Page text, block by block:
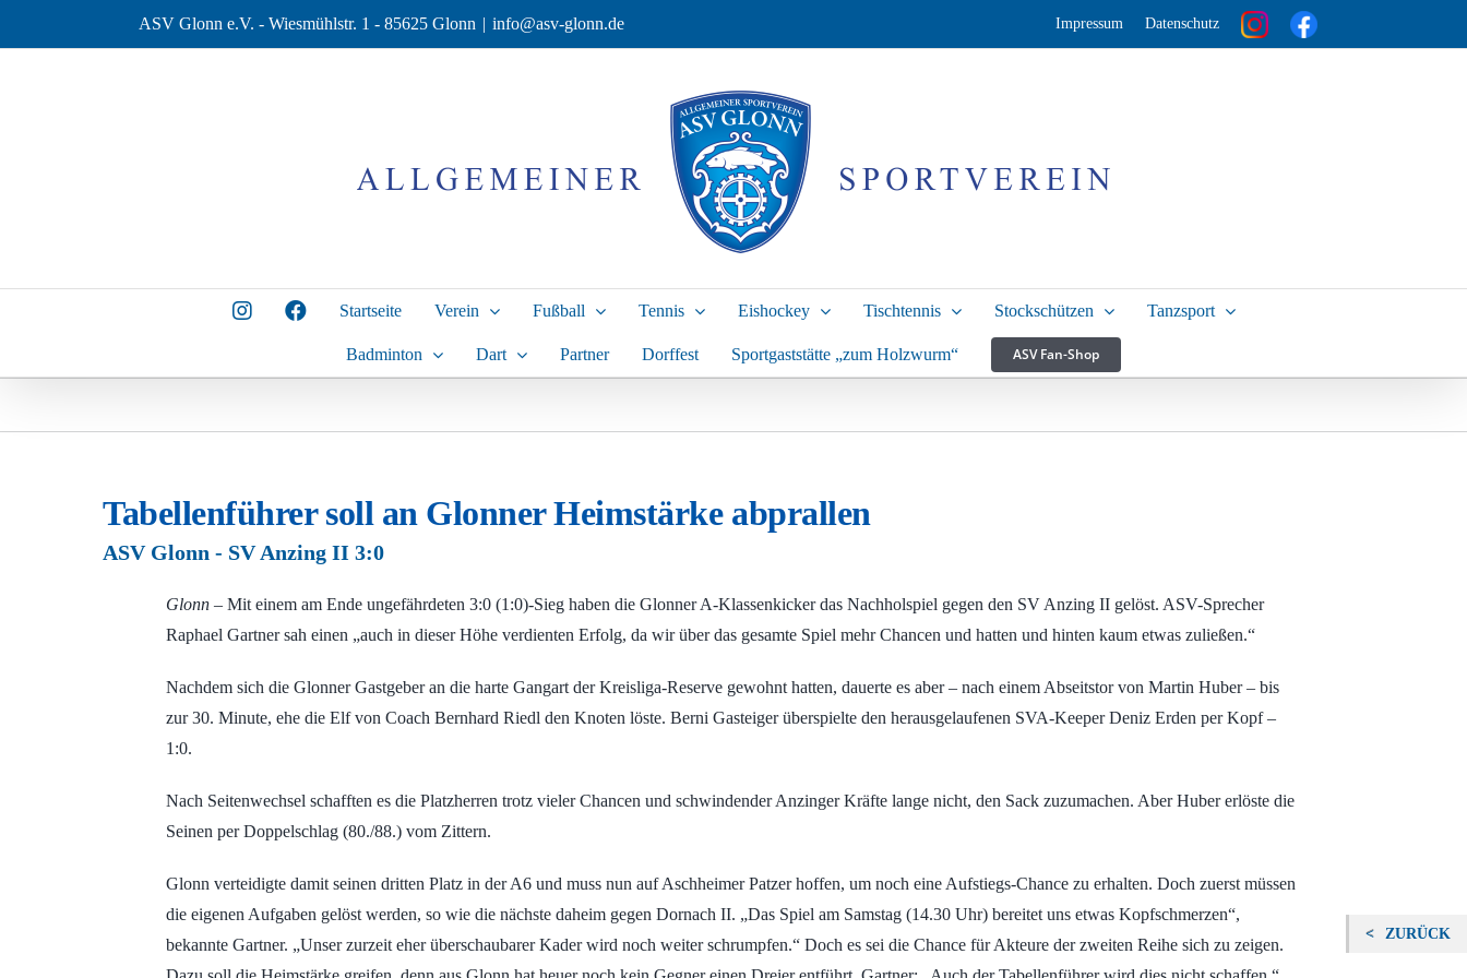
Inhalt
ASV Glonn e.V. - Wiesmühlstr. 1 - 85625 Glonn | info@asv-glonn.de Impressum Datenschutz
Startseite Verein Fußball Tennis Eishockey Tischtennis Stockschützen Tanzsport
Badminton Dart Partner Dorffest Sportgaststätte „zum Holzwurm“ ASV Fan-Shop
Tabellenführer soll an Glonner Heimstärke abprallen
ASV Glonn - SV Anzing II 3:0
Glonn– Mit einem am Ende ungefährdeten 3:0 (1:0)-Sieg haben die Glonner A-Klassenkicker das Nachholspiel gegen den SV Anzing II gelöst. ASV-Sprecher
Raphael Gartner sah einen „auch in dieser Höhe verdienten Erfolg, da wir über das gesamte Spiel mehr Chancen und hatten und hinten kaum etwas zuließen.“
Nachdem sich die Glonner Gastgeber an die harte Gangart der Kreisliga-Reserve gewohnt hatten, dauerte es aber – nach einem Abseitstor von Martin Huber – bis
zur 30. Minute, ehe die Elf von Coach Bernhard Riedl den Knoten löste. Berni Gasteiger überspielte den herausgelaufenen SVA-Keeper Deniz Erden per Kopf –
1:0.
Nach Seitenwechsel schafften es die Platzherren trotz vieler Chancen und schwindender Anzinger Kräfte lange nicht, den Sack zuzumachen. Aber Huber erlöste die
Seinen per Doppelschlag (80./88.) vom Zittern.
Glonn verteidigte damit seinen dritten Platz in der A6 und muss nun auf Aschheimer Patzer hoffen, um noch eine Aufstiegs-Chance zu erhalten. Doch zuerst müssen
die eigenen Aufgaben gelöst werden, so wie die nächste daheim gegen Dornach II. „Das Spiel am Samstag (14.30 Uhr) bereitet uns etwas Kopfschmerzen“,
bekannte Gartner. „Unser zurzeit eher überschaubarer Kader wird noch weiter schrumpfen.“ Doch es sei die Chance für Akteure der zweiten Reihe sich zu zeigen.
ZURÜCK